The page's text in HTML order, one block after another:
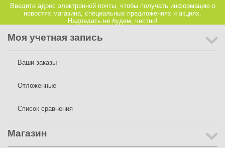
Введите адрес электронной почты, чтобы получать информацию о
новостях магазина, специальных предложениях и акциях.
Надоедать не будем, честно!
Моя учетная запись
Ваши заказы
Отложенные
Список сравнения
Магазин